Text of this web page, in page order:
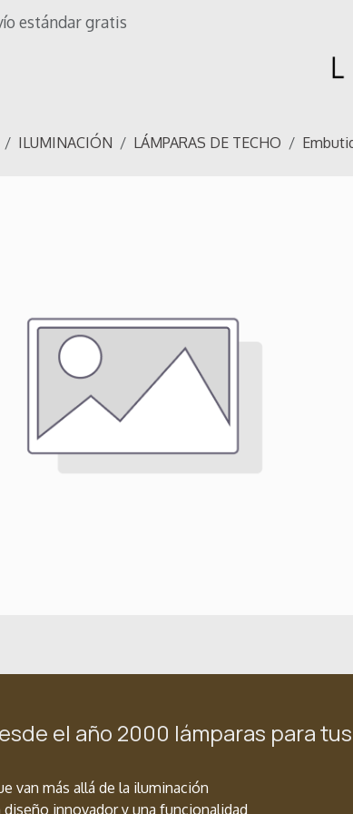
estándar gratis
Deco & Hogar
ILUMINACIÓN LÁMPARAS DE TECHO
el año 2000 lámparas para
van más allá de la iluminación
innovador y una funcionalidad